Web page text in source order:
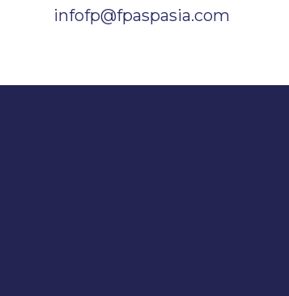
infofp@fpaspasia.com